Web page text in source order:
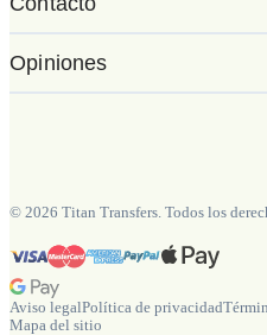
Opiniones
© 2026 Titan Transfers. Todos los
Aviso legalPolítica de privacidad
Mapa del sitio